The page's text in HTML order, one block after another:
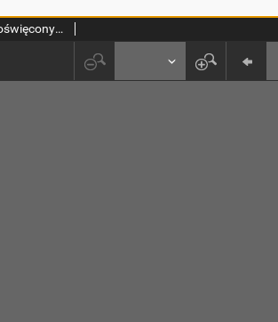
Przegląd Tomistyczny : rocznik poświęcony historii teologii. T. 2 (1986)